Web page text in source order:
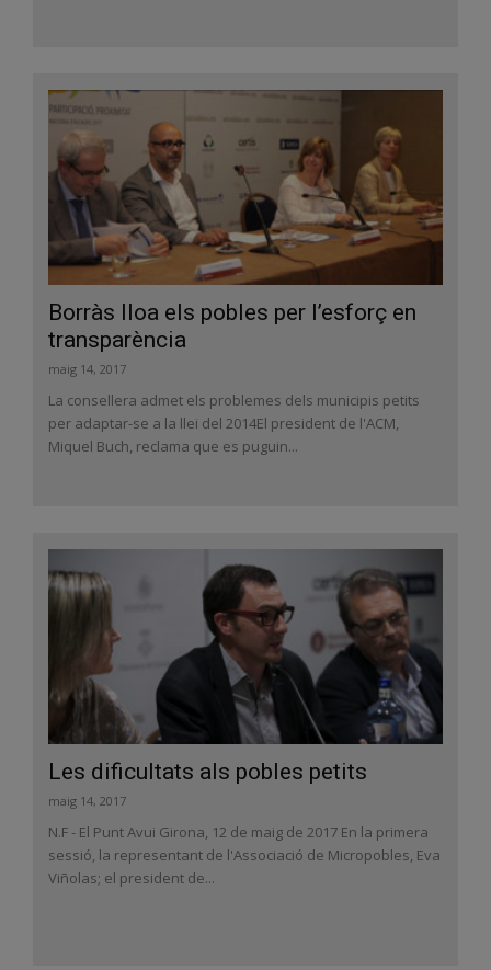
Borràs lloa els pobles per l’esforç en
transparència
maig 14, 2017
La consellera admet els problemes dels municipis petits
per adaptar-se a la llei del 2014El president de l'ACM,
Miquel Buch, reclama que es puguin...
Les dificultats als pobles petits
maig 14, 2017
N.F - El Punt Avui Girona, 12 de maig de 2017 En la primera
sessió, la representant de l'Associació de Micropobles, Eva
Viñolas; el president de...